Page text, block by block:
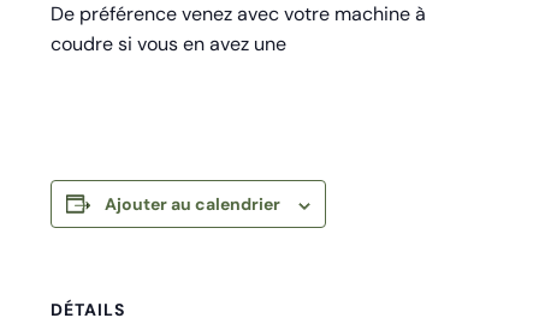
De préférence venez avec votre machine à
coudre si vous en avez une
Ajouter au calendrier
DÉTAILS